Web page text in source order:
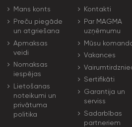
Mans konts
Preču piegāde
un atgriešana
Apmaksas
veidi
Nomaksas
iespējas
Lietošanas
noteikumi un
privātuma
politika
Kontakti
Par MAGMA
uzņēmumu
Mūsu
Vakances
Sertifikāti
Garantija un
serviss
Sadarbības
partneriem